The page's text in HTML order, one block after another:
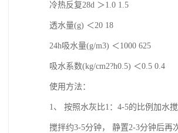
冷热反复28d ＞1.0 1.5
透水量(g) ＜20 18
24h吸水量(g/m3) ＜1000 625
吸水系数(kg/cm2?h0.5) ＜0.5 0.4
使用方法：
1、 按照水灰比1：4-5的比例加水
搅拌约3-5分钟， 静置2-3分钟后再